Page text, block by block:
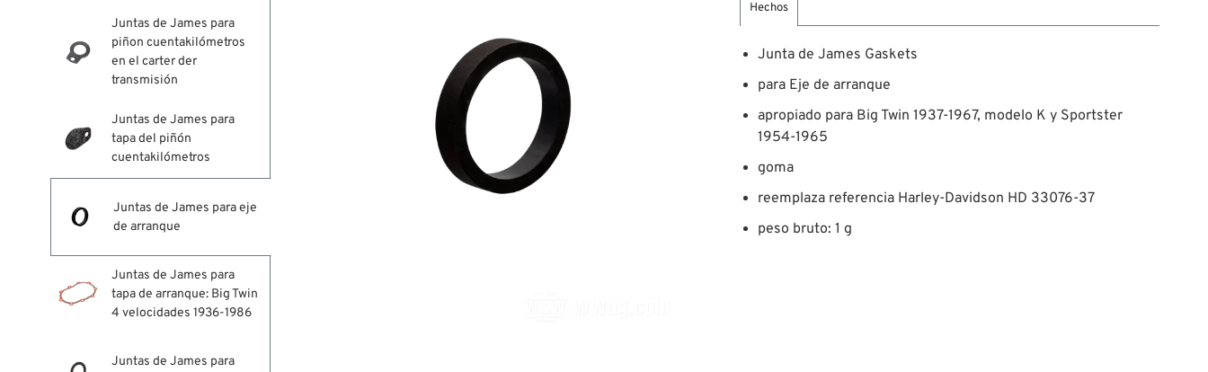
Juntas de James para
piñon cuentakilómetros
en el carter der
transmisión
Juntas de James para
tapa del piñón
cuentakilómetros
Juntas de James para eje
de arranque
Juntas de James para
tapa de arranque: Big Twin
4 velocidades 1936-1986
Juntas de James para
Hechos
Junta de James Gaskets
para Eje de arranque
apropiado para Big Twin 1937-1967, modelo K y Sportster
1954-1965
goma
reemplaza referencia Harley-Davidson HD 33076-37
peso bruto: 1 g